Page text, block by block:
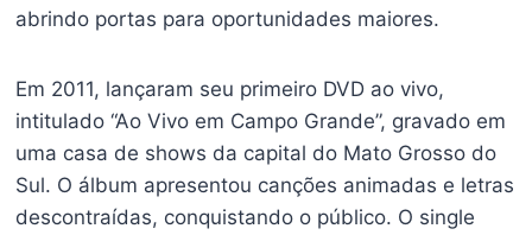
abrindo portas para oportunidades maiores.
Em 2011, lançaram seu primeiro DVD ao vivo,
intitulado “Ao Vivo em Campo Grande”, gravado em
uma casa de shows da capital do Mato Grosso do
Sul. O álbum apresentou canções animadas e letras
descontraídas, conquistando o público. O single